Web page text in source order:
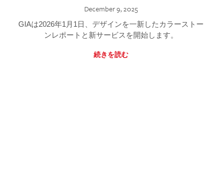
December 9, 2025
GIAは2026年1月1日、デザインを一新したカラーストー
ンレポートと新サービスを開始します。
続きを読む